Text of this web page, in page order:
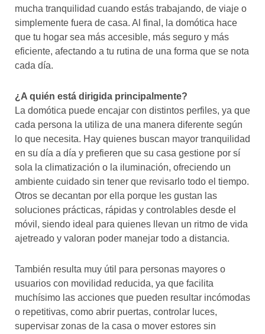
mucha tranquilidad cuando estás trabajando, de viaje o
simplemente fuera de casa. Al final, la domótica hace
que tu hogar sea más accesible, más seguro y más
eficiente, afectando a tu rutina de una forma que se nota
cada día.
¿A quién está dirigida principalmente?
La domótica puede encajar con distintos perfiles, ya que
cada persona la utiliza de una manera diferente según
lo que necesita. Hay quienes buscan mayor tranquilidad
en su día a día y prefieren que su casa gestione por sí
sola la climatización o la iluminación, ofreciendo un
ambiente cuidado sin tener que revisarlo todo el tiempo.
Otros se decantan por ella porque les gustan las
soluciones prácticas, rápidas y controlables desde el
móvil, siendo ideal para quienes llevan un ritmo de vida
ajetreado y valoran poder manejar todo a distancia.
También resulta muy útil para personas mayores o
usuarios con movilidad reducida, ya que facilita
muchísimo las acciones que pueden resultar incómodas
o repetitivas, como abrir puertas, controlar luces,
supervisar zonas de la casa o mover estores sin